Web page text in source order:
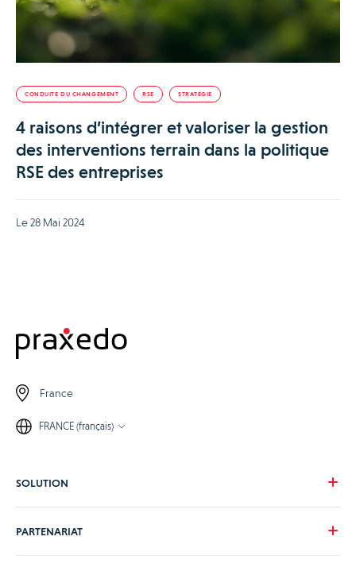
CONDUITE DU CHANGEMENT RSE STRATÉGIE
4 raisons d’intégrer et valoriser la gestion
des interventions terrain dans la politique
RSE des entreprises
Le 28 Mai 2024
France
FRANCE (français)
SOLUTION
PARTENARIAT